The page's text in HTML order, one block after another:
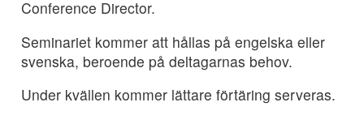
Conference Director.
Seminariet kommer att hållas på engelska eller
svenska, beroende på deltagarnas behov.
Under kvällen kommer lättare förtäring serveras.